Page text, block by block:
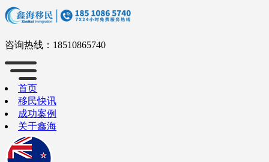
咨询热线： 18510865740
首页
移民快讯
成功案例
关于鑫海